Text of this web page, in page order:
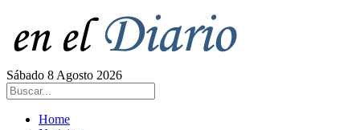
Sábado 8 Agosto 2026
Home